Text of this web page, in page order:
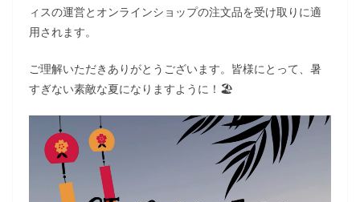
ィスの運営とオンラインショップの注文品を受け取りに適
用されます。
ご理解いただきありがとうございます。皆様にとって、暑
すぎない素敵な夏になりますように！🏖